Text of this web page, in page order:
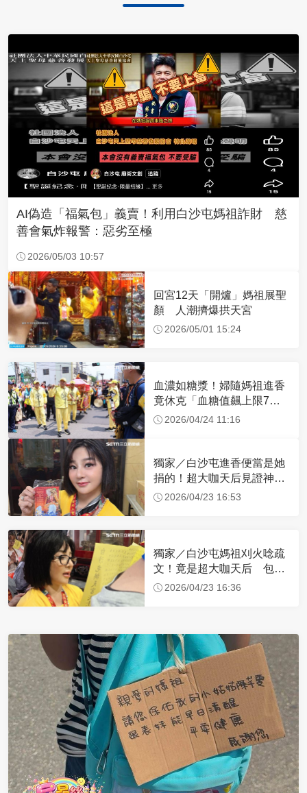
AI偽造「福氣包」義賣！利用白沙屯媽祖詐財 慈
善會氣炸報警：惡劣至極
2026/05/03 10:57
回宮12天「開爐」媽祖展聖
顏 人潮擠爆拱天宮
2026/05/01 15:24
血濃如糖漿！婦隨媽祖進香
竟休克「血糖值飆上限7
倍」 醫曝原因
2026/04/24 11:16
獨家／白沙屯進香便當是她
捐的！超大咖天后見證神
蹟 一靠近媽祖就爆哭
2026/04/23 16:53
獨家／白沙屯媽祖刈火唸疏
文！竟是超大咖天后 包尿
布忍尿5小時不喊累
2026/04/23 16:36